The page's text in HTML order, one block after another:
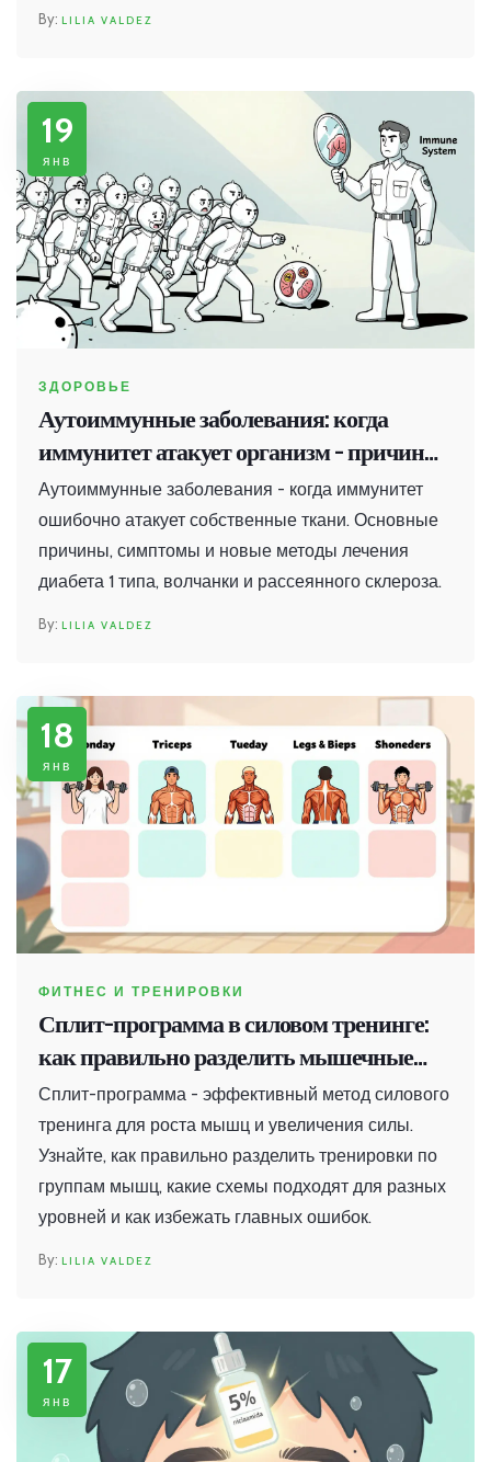
LILIA VALDEZ
19
янв
ЗДОРОВЬЕ
Аутоиммунные заболевания: когда
иммунитет атакует организм - причины,
симптомы и новые подходы к лечению
Аутоиммунные заболевания - когда иммунитет
ошибочно атакует собственные ткани. Основные
причины, симптомы и новые методы лечения
диабета 1 типа, волчанки и рассеянного склероза.
LILIA VALDEZ
18
янв
ФИТНЕС И ТРЕНИРОВКИ
Сплит-программа в силовом тренинге:
как правильно разделить мышечные
группы для роста и силы
Сплит-программа - эффективный метод силового
тренинга для роста мышц и увеличения силы.
Узнайте, как правильно разделить тренировки по
группам мышц, какие схемы подходят для разных
уровней и как избежать главных ошибок.
LILIA VALDEZ
17
янв